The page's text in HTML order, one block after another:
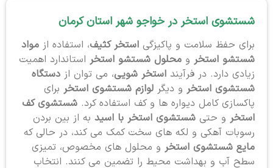
شستشوی استخر در خواجو شهر استان کرمان
برای حفظ سلامت و پاکیزگی استخر کثیف، استفاده از مواد
شستشو استخرو محلول شستشو استخراستاندارد اهمیت
زیادی دارد. در فرآیند استخر شویی، می توان از دستگاه
شستشوی استخرو دیگر لوازم شستشوی استخربرای
پاکسازی کامل دیواره ها و کف استفاده کرد. شستشوی کف
استخرو حتی شستشوی استخر با اسیدبه از بین بردن
رسوبات آهکی و لکه های سخت کمک می کند، در حالی که
مایع شستشوی استخرو محلول های مخصوص، تمیزی
سطح آب و بهداشت محیط را تضمین می کنند. انتخاب